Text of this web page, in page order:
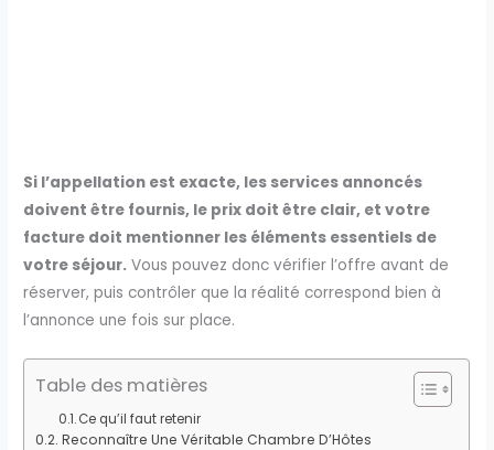
Si l’appellation est exacte, les services annoncés
doivent être fournis, le prix doit être clair, et votre
facture doit mentionner les éléments essentiels de
votre séjour. Vous pouvez donc vérifier l’offre avant de
réserver, puis contrôler que la réalité correspond bien à
l’annonce une fois sur place.
Table des matières
Ce qu’il faut retenir
Reconnaître Une Véritable Chambre D’Hôtes